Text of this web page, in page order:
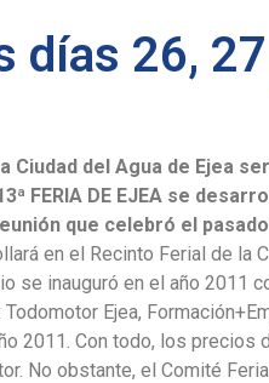
días 26,
Ciudad del Agua de Ejea
FERIA DE EJEA se
que celebró el
en el Recinto Ferial de la
se inauguró en el año 2011
Ejea,
2011. Con todo, los precios
No obstante, el Comité